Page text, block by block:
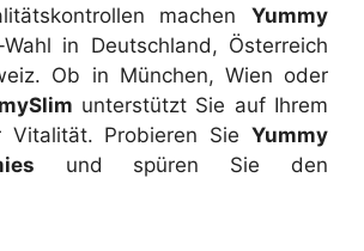
machen Yummy
in Deutschland, Österreich
Ob in München, Wien oder
unterstützt Sie auf Ihrem
Vitalität. Probieren Sie Yummy
und spüren Sie den